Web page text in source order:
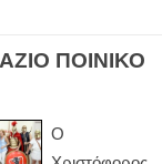
ΠΟΙΝΙΚΟ
Ο